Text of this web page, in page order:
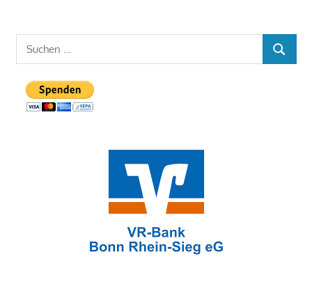
Suchen
nach:
SUCHEN